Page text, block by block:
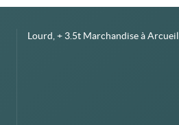
Lourd, + 3.5t Marchandise à Arcueil